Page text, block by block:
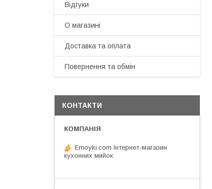
Відгуки
О магазині
Доставка та оплата
Повернення та обмін
КОНТАКТИ
Emoyki.com Інтернет-магазин
кухонних мийок